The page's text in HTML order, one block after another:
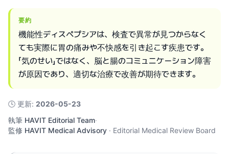
要約
機能性ディスペプシアは、検査で異常が見つからなく
ても実際に胃の痛みや不快感を引き起こす疾患です。
「気のせい」ではなく、脳と腸のコミュニケーション障害
が原因であり、適切な治療で改善が期待できます。
🕓 更新: 2026-05-23
執筆 HAVIT Editorial Team·
監修 HAVIT Medical Advisory · Editorial Medical Review Board